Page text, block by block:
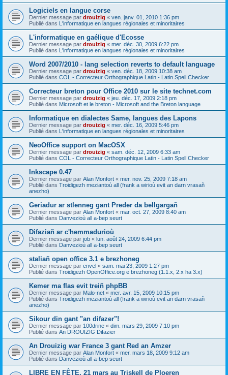
Logiciels en langue corse
Dernier message par drouizig « ven. janv. 01, 2010 1:36 pm
Publié dans L'informatique en langues régionales et minoritaires
L'informatique en gaélique d'Ecosse
Dernier message par drouizig « mer. déc. 30, 2009 6:22 pm
Publié dans L'informatique en langues régionales et minoritaires
Word 2007/2010 - lang selection reverts to default language
Dernier message par drouizig « ven. déc. 18, 2009 10:38 am
Publié dans COL - Correcteur Orthographique Latin - Latin Spell Checker
Correcteur breton pour Office 2010 sur le site technet.com
Dernier message par drouizig « jeu. déc. 17, 2009 2:18 pm
Publié dans Microsoft et le breton - Microsoft and the Breton language
Informatique en dialectes Same, langues des Lapons
Dernier message par drouizig « mer. déc. 16, 2009 5:46 pm
Publié dans L'informatique en langues régionales et minoritaires
NeoOffice support on MacOSX
Dernier message par drouizig « sam. déc. 12, 2009 6:33 am
Publié dans COL - Correcteur Orthographique Latin - Latin Spell Checker
Inkscape 0.47
Dernier message par Alan Monfort « mer. nov. 25, 2009 7:18 am
Publié dans Troidigezh meziantoù all (frank a wirioù evit an darn vrasañ
anezho)
Geriadur ar stlenneg gant Preder da bellgargañ
Dernier message par Alan Monfort « mar. oct. 27, 2009 8:40 am
Publié dans Danvezioù all a-bep seurt
Difaziañ ar c'hemmadurioù
Dernier message par job « lun. août 24, 2009 6:44 pm
Publié dans Danvezioù all a-bep seurt
staliañ open office 3.1 e brezhoneg
Dernier message par envel « sam. mai 23, 2009 1:27 pm
Publié dans Troidigezh OpenOffice.org e brezhoneg (1.1.x, 2.x ha 3.x)
Kemer ma flas evit treiñ phpBB
Dernier message par Malo-net « mer. avr. 15, 2009 10:15 pm
Publié dans Troidigezh meziantoù all (frank a wirioù evit an darn vrasañ
anezho)
Sikour din gant "an difazer"!
Dernier message par 100drine « dim. mars 29, 2009 7:10 pm
Publié dans An DROUIZIG Difazier
An Drouizig war France 3 gant Red an Amzer
Dernier message par Alan Monfort « mer. mars 18, 2009 9:12 am
Publié dans Danvezioù all a-bep seurt
LIBRE EN FÊTE. 21 mars au Triskell de Ploeren